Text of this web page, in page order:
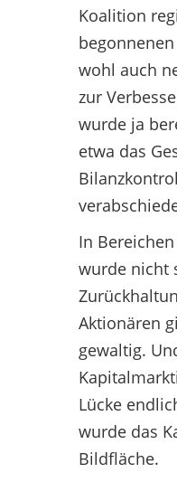
Koalition
wohl auch
zur
wurde ja
etwa das
In
wurde nicht
Aktionären
gewaltig.
Lücke
wurde das
Bildfläche.